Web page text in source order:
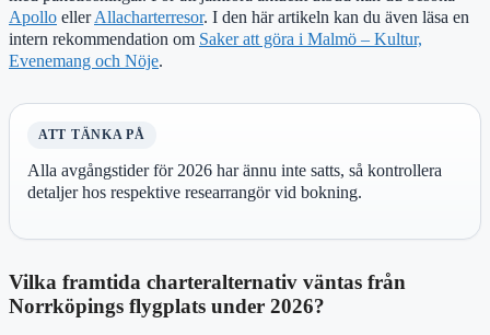
Apollo ellerAllacharterresor. I den här artikeln kan du även läsa en
intern rekommendation om Saker att göra i Malmö – Kultur,
Evenemang och Nöje.
ATT TÄNKA PÅ
Alla avgångstider för 2026 har ännu inte satts, så kontrollera
detaljer hos respektive researrangör vid bokning.
Vilka framtida charteralternativ väntas från
Norrköpings flygplats under 2026?